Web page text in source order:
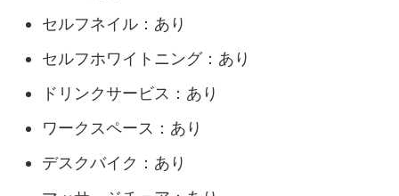
セルフネイル：あり
セルフホワイトニング：あり
ドリンクサービス：あり
ワークスペース：あり
デスクバイク：あり